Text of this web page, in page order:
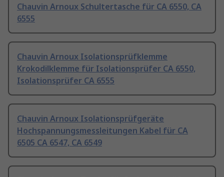
Chauvin Arnoux Schultertasche für CA 6550, CA
6555
Chauvin Arnoux Isolationsprüfklemme
Krokodilklemme für Isolationsprüfer CA 6550,
Isolationsprüfer CA 6555
Chauvin Arnoux Isolationsprüfgeräte
Hochspannungsmessleitungen Kabel für CA
6505 CA 6547, CA 6549